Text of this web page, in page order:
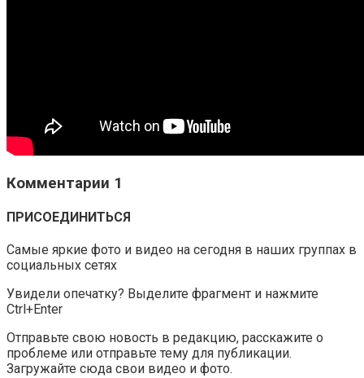
Комментарии 1
ПРИСОЕДИНИТЬСЯ
Самые яркие фото и видео на сегодня в наших группах в
социальных сетях
Увидели опечатку? Выделите фрагмент и нажмите
Ctrl+Enter
Отправьте свою новость в редакцию, расскажите о
проблеме или отправьте тему для публикации.
Загружайте сюда свои видео и фото.